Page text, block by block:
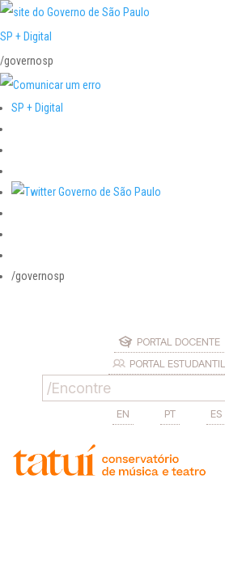
SP + Digital
/governosp
SP + Digital
/governosp
PORTAL DOCENTE
PORTAL ESTUDANTIL
EN PT ES